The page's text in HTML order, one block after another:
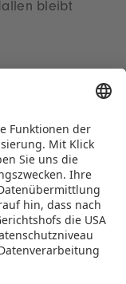
bleibt
weiter zu
aber auch
um
Messe-
Ulrich.